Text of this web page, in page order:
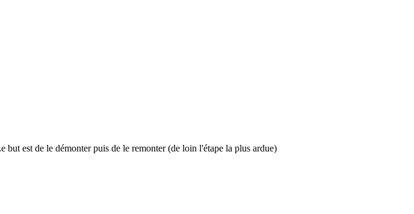
but est de le démonter puis de le remonter (de loin l'étape la plus ardue)